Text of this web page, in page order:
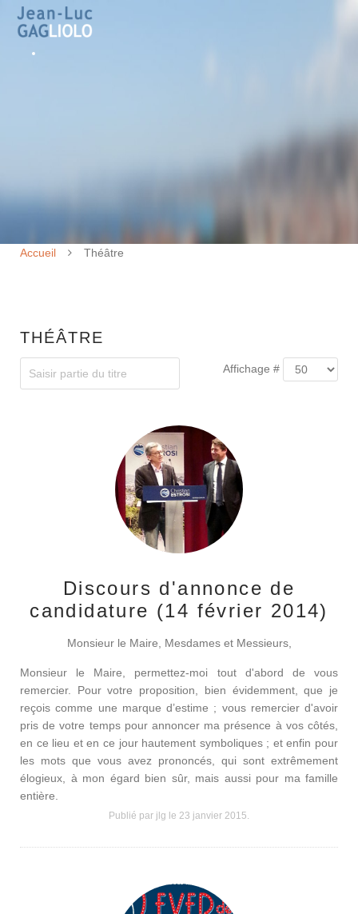
Accueil Théâtre
THÉÂTRE
Affichage #
Discours d'annonce de
candidature (14 février 2014)
Monsieur le Maire, Mesdames et Messieurs,
Monsieur le Maire, permettez-moi tout d'abord de vous
remercier. Pour votre proposition, bien évidemment, que je
reçois comme une marque d’estime ; vous remercier d'avoir
pris de votre temps pour annoncer ma présence à vos côtés,
en ce lieu et en ce jour hautement symboliques ; et enfin pour
les mots que vous avez prononcés, qui sont extrêmement
élogieux, à mon égard bien sûr, mais aussi pour ma famille
entière.
Publié par jlg le 23 janvier 2015.